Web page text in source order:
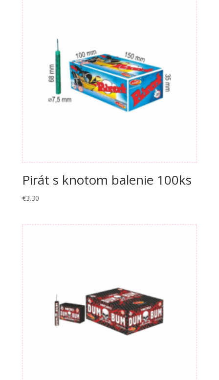
Pirát s knotom balenie 100ks
€3.30